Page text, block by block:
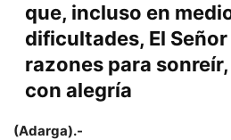
que, incluso en
dificultades, El Señor
razones para
con alegría
(Adarga).-